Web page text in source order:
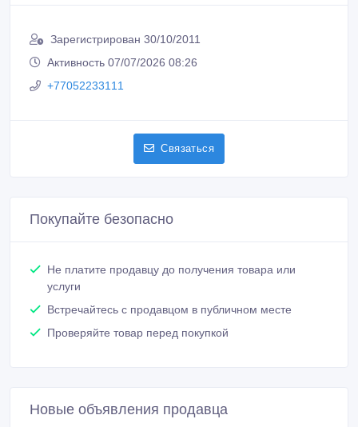
Зарегистрирован 30/10/2011
Активность 07/07/2026 08:26
+77052233111
Связаться
Покупайте безопасно
Не платите продавцу до получения товара или
услуги
Встречайтесь с продавцом в публичном месте
Проверяйте товар перед покупкой
Новые объявления продавца